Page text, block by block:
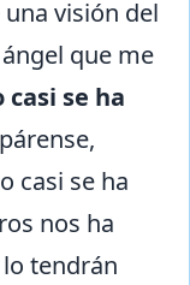
una visión del
que me
se ha
casi se ha
nos ha
tendrán